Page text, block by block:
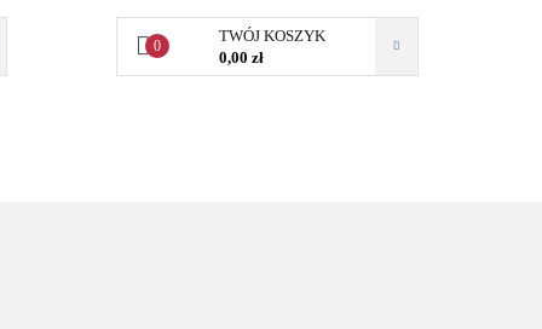
Zgody cookies
0
TWÓJ KOSZYK
0,00 zł